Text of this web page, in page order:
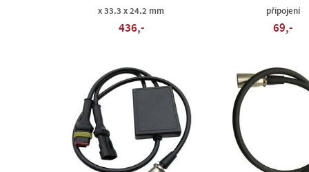
x 33.3 x 24.2 mm
436,-
připojení
69,-